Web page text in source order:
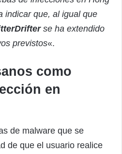
indicar que, al igual que
se ha extendido
previstos«.
como
en
de malware que se
de que el usuario realice